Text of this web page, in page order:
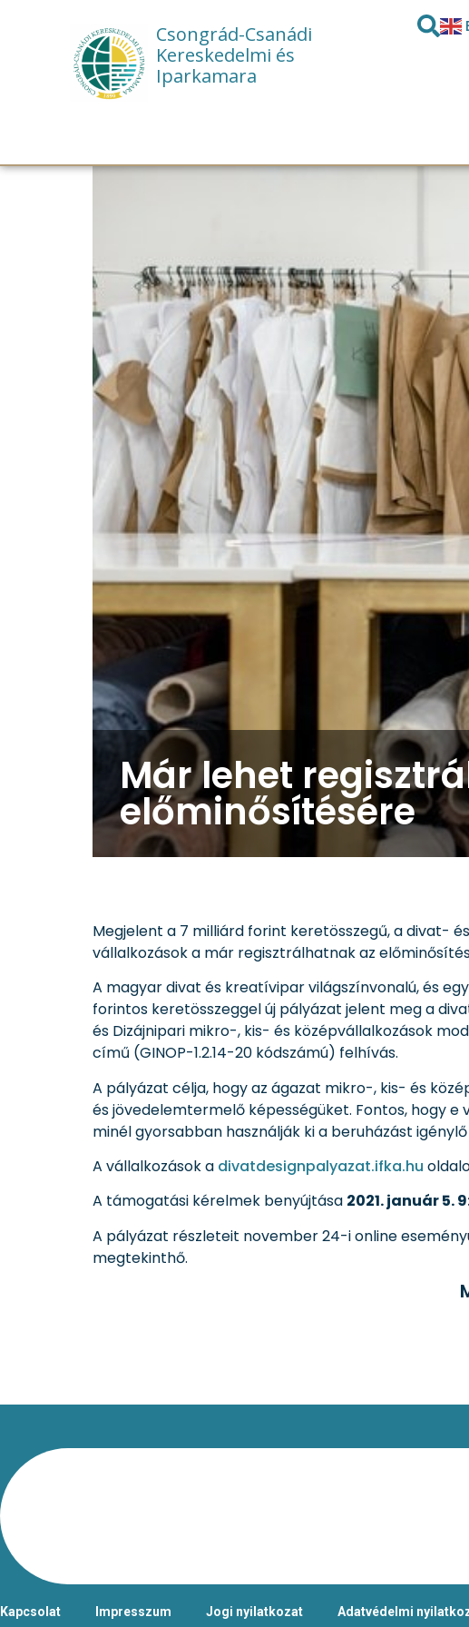
Csongrád-Csanádi
Kereskedelmi és
Iparkamara
Már lehet
előminősítésére
Megjelent a 7 milliárd forint keretösszegű, a divat-
vállalkozások a már regisztrálhatnak az
A magyar divat és kreatívipar világszínvonalú, és
forintos keretösszeggel új pályázat jelent meg a
és Dizájnipari mikro-, kis- és középvállalkozások
című (GINOP-1.2.14-20 kódszámú) felhívás.
A pályázat célja, hogy az ágazat mikro-, kis- és
és jövedelemtermelő képességüket. Fontos, hogy
minél gyorsabban használják ki a beruházást
A vállalkozások a divatdesignpalyazat.ifka.hu
A támogatási kérelmek benyújtása 2021. január 5.
A pályázat részleteit november 24-i online
megtekinthő.
Kapcsolat Impresszum Jogi nyilatkozat Adatvédelmi